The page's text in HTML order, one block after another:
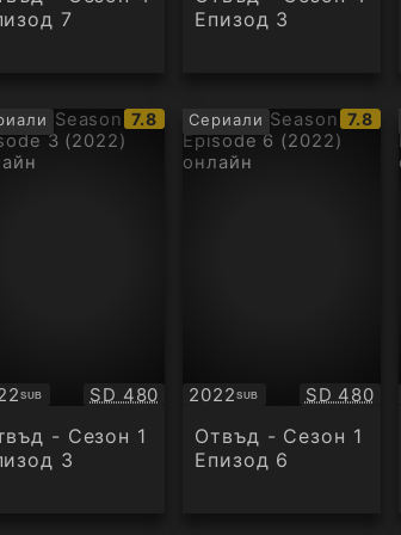
7
Епизод 3
IMDb
рейтинг:
7.8
SUB Качество:
SD 480
- Сезон 1
3
Сериали
IMDb
7.8
2022SUB
Субтитри Качество:
SD 480
Отвъд - Сезон 1
Епизод 6